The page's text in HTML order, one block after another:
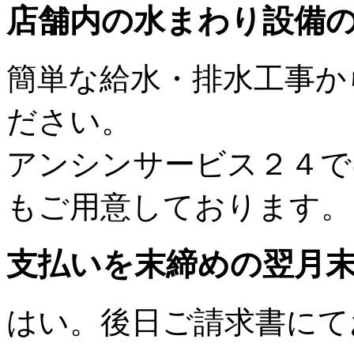
店舗内の水まわり設備
簡単な給水・排水工事
ださい。
アンシンサービス２４
もご用意しております。
支払いを末締めの翌月
はい。後日ご請求書に